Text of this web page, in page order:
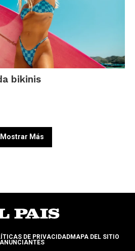
bikinis
Mostrar Más
DE PRIVACIDADMAPA DEL SITIO
ANUNCIANTES